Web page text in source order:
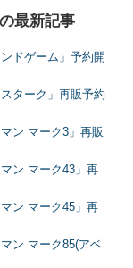
最新記事
ドゲーム」予約開
ターク」再販予約
ン マーク3」再販
ン マーク43」再
ン マーク45」再
ン マーク85(アベ